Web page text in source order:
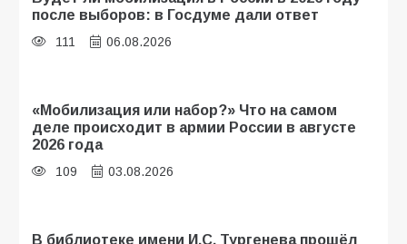
после выборов: в Госдуме дали ответ
111 06.08.2026
«Мобилизация или набор?» Что на самом
деле происходит в армии России в августе
2026 года
109 03.08.2026
В библиотеке имени И.С. Тургенева прошёл